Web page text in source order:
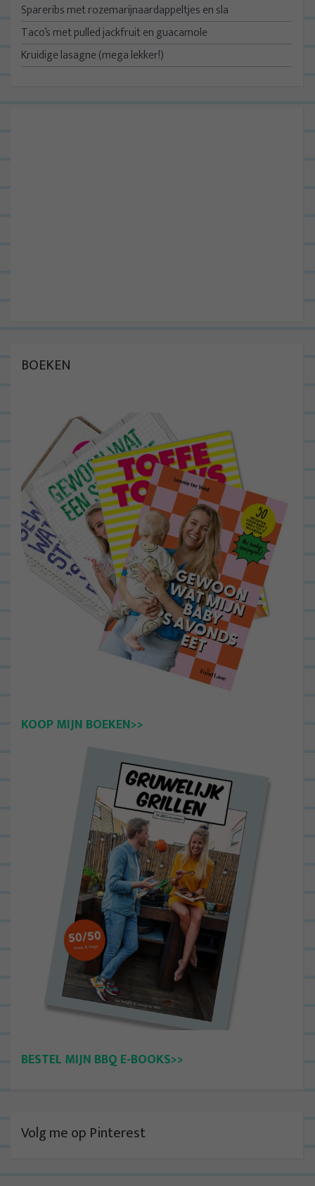
Spareribs met rozemarijnaardappeltjes en sla
Taco’s met pulled jackfruit en guacamole
Kruidige lasagne (mega lekker!)
BOEKEN
KOOP MIJN BOEKEN>>
BESTEL MIJN BBQ E-BOOKS>>
Volg me op Pinterest